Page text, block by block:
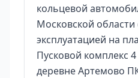
кольцевой
Московской
эксплуатацией на
Пусковой комплекс
деревне Артемово